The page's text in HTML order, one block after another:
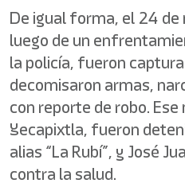
De igual forma, el 24 de
luego de un
la policía, fueron
decomisaron armas,
con reporte de robo.
Yecapixtla, fueron
alias “La Rubí”, y José
contra la salud.